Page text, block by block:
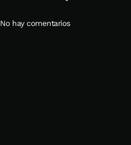
No hay comentarios